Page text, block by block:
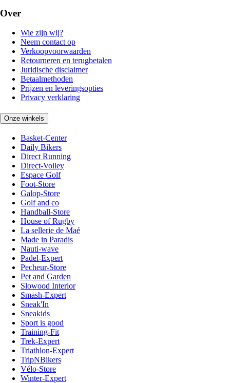
Over
Wie zijn wij?
Neem contact op
Verkoopvoorwaarden
Retourneren en terugbetalen
Juridische disclaimer
Betaalmethoden
Prijzen en leveringsopties
Privacy verklaring
Onze winkels
Basket-Center
Daily Bikers
Direct Running
Direct-Volley
Espace Golf
Foot-Store
Galop-Store
Golf and co
Handball-Store
House of Rugby
La sellerie de Maé
Made in Paradis
Nauti-wave
Padel-Expert
Pecheur-Store
Pet and Garden
Slowood Interior
Smash-Expert
Sneak'In
Sneakids
Sport is good
Training-Fit
Trek-Expert
Triathlon-Expert
TripNBikers
Vélo-Store
Winter-Expert